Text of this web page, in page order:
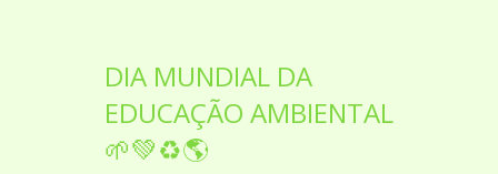
DIA MUNDIAL DA
EDUCAÇÃO AMBIENTAL
🌱💚♻️🌎